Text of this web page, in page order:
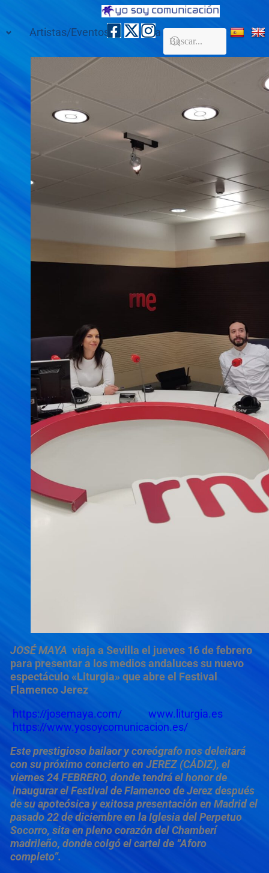
Artistas/Eventos Galería Contacto
JOSÉ MAYA viaja a Sevilla el jueves 16 de febrero
para presentar a los medios andaluces su nuevo
espectáculo «Liturgia» que abre el Festival
Flamenco Jerez
https://josemaya.com/
www.liturgia.es
https://www.yosoycomunicacion.es/
Este prestigioso bailaor y coreógrafo nos deleitará
con su próximo concierto en JEREZ (CÁDIZ), el
viernes 24 FEBRERO, donde tendrá el honor de
inaugurar el Festival de Flamenco de Jerez después
de su apoteósica y exitosa presentación en Madrid el
pasado 22 de diciembre en la Iglesia del Perpetuo
Socorro, sita en pleno corazón del Chamberí
madrileño, donde colgó el cartel de “Aforo
completo”.